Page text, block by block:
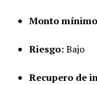
Monto
Riesgo:Bajo
Recupero de